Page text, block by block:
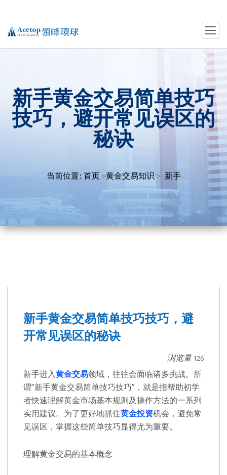
新手黄金交易简单技巧
技巧，避开常见误区的
秘诀
当前位置: 首页 >黄金交易知识> 新手黄金交易简
新手黄金交易简单技巧技巧，避
开常见误区的秘诀
浏览量126
新手进入黄金交易领域，往往会面临诸多挑战。所
谓“新手黄金交易简单技巧技巧”，就是指帮助初学
者快速理解黄金市场基本规则及操作方法的一系列
实用建议。为了更好地抓住黄金投资机会，避免常
见误区，掌握这些简单技巧显得尤为重要。
理解黄金交易的基本概念